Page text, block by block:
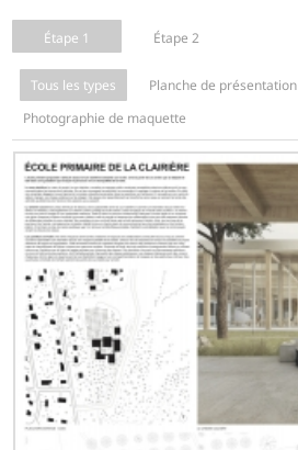
Étape 1 Étape 2
Tous les types Planche de présentation
Photographie de maquette